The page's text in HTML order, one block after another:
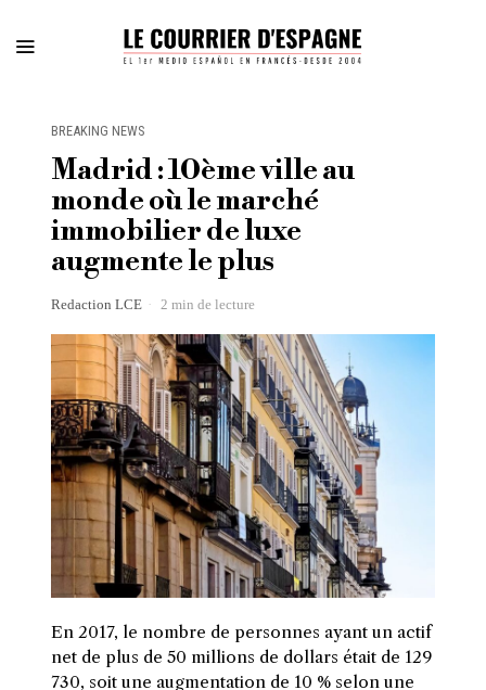
BREAKING NEWS
Madrid : 10ème ville au
monde où le marché
immobilier de luxe
augmente le plus
Redaction LCE 2 min de lecture
En 2017, le nombre de personnes ayant un actif
net de plus de 50 millions de dollars était de 129
730, soit une augmentation de 10 % selon une